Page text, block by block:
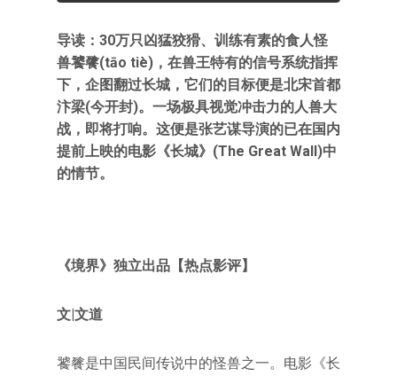
导读：30万只凶猛狡猾、训练有素的食人怪
兽饕餮(tāo tiè)，在兽王特有的信号系统指挥
下，企图翻过长城，它们的目标便是北宋首都
汴梁(今开封)。一场极具视觉冲击力的人兽大
战，即将打响。这便是张艺谋导演的已在国内
提前上映的电影《长城》(The Great Wall)中
的情节。
《境界》独立出品【热点影评】
文|文道
饕餮是中国民间传说中的怪兽之一。电影《长